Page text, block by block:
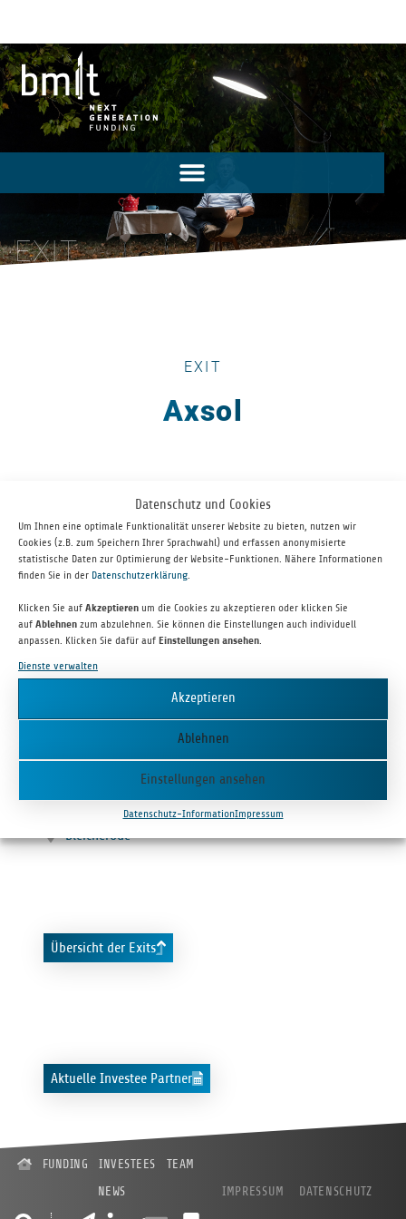
Datenschutz und Cookies
Um Ihnen eine optimale Funktionalität unserer Website zu bieten, nutzen wir
Cookies (z.B. zum Speichern Ihrer Sprachwahl) und erfassen anonymisierte
statistische Daten zur Optimierung der Website-Funktionen. Nähere Informationen
finden Sie in der Datenschutzerklärung
Klicken Sie auf Akzeptieren um die Cookies zu akzeptieren oder klicken Sie
auf Ablehnen zum abzulehnen. Sie können die Einstellungen auch individuell
anpassen. Klicken Sie dafür auf Einstellungen ansehen
Dienste verwalten
Akzeptieren
Ablehnen
Einstellungen ansehen
Datenschutz-InformationImpressum
EXIT
EXIT
Axsol
Blei­che­rode
Übersicht der Exits
Aktuelle Investee Partner
Die AXSOL GmbH hat mit dem Pro­dukt ARVEY ein in der Hand
über ver­schie­dene Ener­gie­quel­len wie Solar­ener­gie, Wind­ener­gie
oder Brenn­stoff­zelle, aber auch über Netz­strom gela­den wer­
den kann.
IMPRESSUM DATENSCHUTZ
FUNDING INVESTEES
TEAM
NEWS